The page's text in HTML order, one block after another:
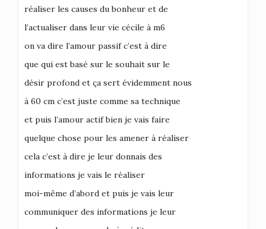
réaliser les causes du bonheur et de
l’actualiser dans leur vie cécile à m6
on va dire l’amour passif c’est à dire
que qui est basé sur le souhait sur le
désir profond et ça sert évidemment nous
à 60 cm c’est juste comme sa technique
et puis l’amour actif bien je vais faire
quelque chose pour les amener à réaliser
cela c’est à dire je leur donnais des
informations je vais le réaliser
moi-même d’abord et puis je vais leur
communiquer des informations je leur